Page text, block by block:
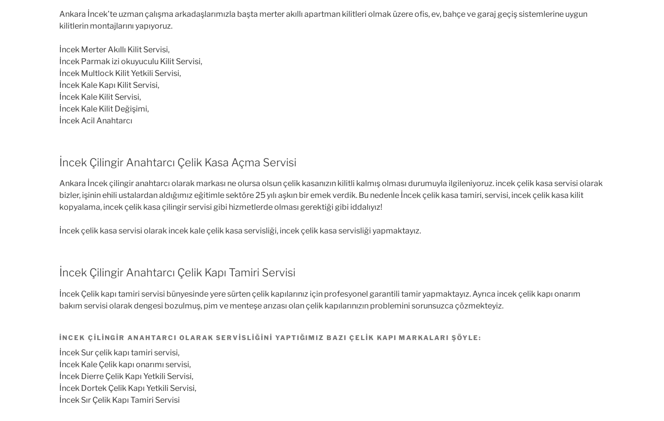
Ankara İncek’te uzman çalışma arkadaşlarımızla başta merter akıllı apartman kilitleri olmak üzere ofis, ev, bahçe ve garaj geçiş sistemlerine uygun
kilitlerin montajlarını yapıyoruz.
İncek Merter Akıllı Kilit Servisi,
İncek Parmak izi okuyuculu Kilit Servisi,
İncek Multlock Kilit Yetkili Servisi,
İncek Kale Kapı Kilit Servisi,
İncek Kale Kilit Servisi,
İncek Kale Kilit Değişimi,
İncek Acil Anahtarcı
İncek Çilingir Anahtarcı Çelik Kasa Açma Servisi
Ankara İncek çilingir anahtarcı olarak markası ne olursa olsun çelik kasanızın kilitli kalmış olması durumuyla ilgileniyoruz. incek çelik kasa servisi olarak
bizler, işinin ehili ustalardan aldığımız eğitimle sektöre 25 yılı aşkın bir emek verdik. Bu nedenle İncek çelik kasa tamiri, servisi, incek çelik kasa kilit
kopyalama, incek çelik kasa çilingir servisi gibi hizmetlerde olması gerektiği gibi iddalıyız!
İncek çelik kasa servisi olarak incek kale çelik kasa servisliği, incek çelik kasa servisliği yapmaktayız.
İncek Çilingir Anahtarcı Çelik Kapı Tamiri Servisi
İncek Çelik kapı tamiri servisi bünyesinde yere sürten çelik kapılarınız için profesyonel garantili tamir yapmaktayız. Ayrıca incek çelik kapı onarım
bakım servisi olarak dengesi bozulmuş, pim ve menteşe arızası olan çelik kapılarınızın problemini sorunsuzca çözmekteyiz.
İNCEK ÇILINGIR ANAHTARCI OLARAK SERVISLIĞINI YAPTIĞIMIZ BAZI ÇELIK KAPI MARKALARI ŞÖYLE:
İncek Sur çelik kapı tamiri servisi,
İncek Kale Çelik kapı onarımı servisi,
İncek Dierre Çelik Kapı Yetkili Servisi,
İncek Dortek Çelik Kapı Yetkili Servisi,
İncek Sır Çelik Kapı Tamiri Servisi